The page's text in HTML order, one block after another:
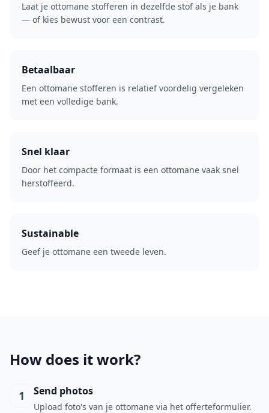
Laat je ottomane stofferen in dezelfde stof als je bank
— of kies bewust voor een contrast.
Betaalbaar
Een ottomane stofferen is relatief voordelig vergeleken
met een volledige bank.
Snel klaar
Door het compacte formaat is een ottomane vaak snel
herstoffeerd.
Sustainable
Geef je ottomane een tweede leven.
How does it work?
1 Send photos
Upload foto's van je ottomane via het offerteformulier.